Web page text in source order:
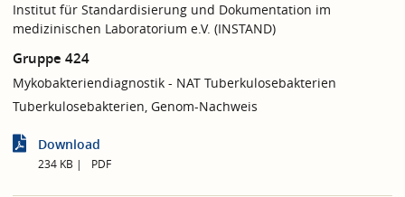
Institut für Standardisierung und Dokumentation im
medizinischen Laboratorium e.V. (INSTAND)
Gruppe 424
Mykobakteriendiagnostik - NAT Tuberkulosebakterien
Tuberkulosebakterien, Genom-Nachweis
Download
234 KB PDF